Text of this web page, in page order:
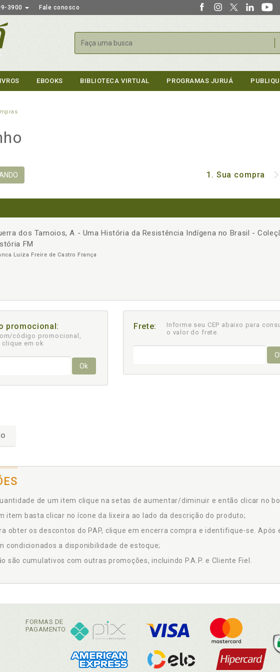
3900 Fale conosco
Buscar
EBOOKS BIBLIOTECA VIRTUAL PROGRAMAS JURUÁ
1. Sua compra
dos Tamoios, A - Uma História da Resistência Indígena no Brasil -
FM
Luiza Freire de Castro França
- +
promocional:
código promocional,
em ok
Ok
Frete:
Informe seu CEP abaixo para
o valor do frete.
de um item clique na setas de aumentar/diminuir e então clicar no
item basta clicar no ícone da lixeira ao lado da descrição do produto;
obter os descontos do PAP, clique em encerra compra e identifique-se.
condicionados a disponibilidade de estoque;
são cumulativos com outras promoções, incluindo P.A.P. e Cliente Fiel.
FORMAS DE
PAGAMENTO